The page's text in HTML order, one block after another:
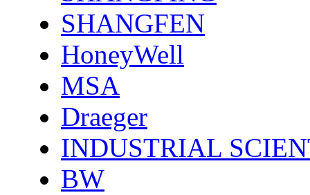
SHANGFEN
HoneyWell
MSA
Draeger
INDUSTRIAL
BW